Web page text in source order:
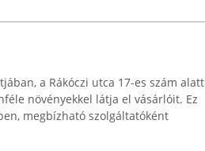
a Rákóczi utca 17-es szám alatt
növényekkel látja el vásárlóit. Ez
megbízható szolgáltatóként